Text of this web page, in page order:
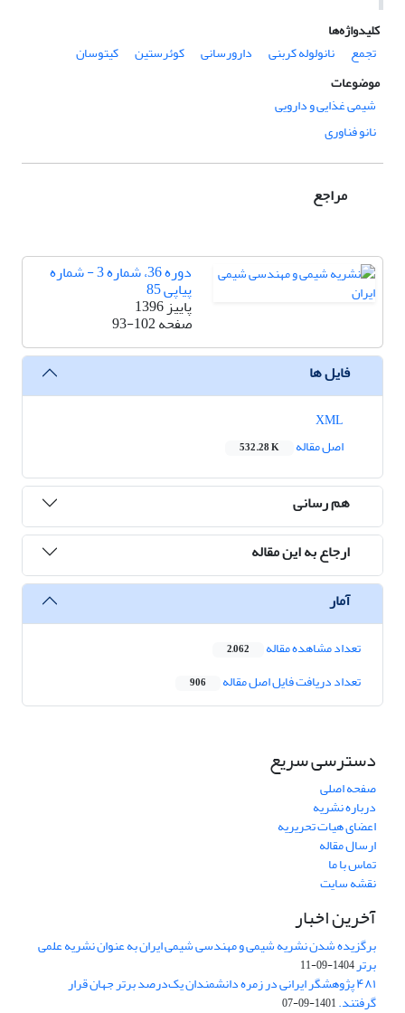
کلیدواژه‌ها
تجمع
نانولوله کربنی دارورسانی کوئرستین
کیتوسان
موضوعات
شیمی غذایی و دارویی
نانو فناوری
مراجع
دوره 36، شماره 3 - شماره
پیاپی 85
پاییز 1396
صفحه93-102
فایل ها
اصل مقاله
532.28 K
هم رسانی
ارجاع به این مقاله
آمار
تعداد مشاهده مقاله 2,062
تعداد دریافت فایل اصل مقاله 906
دسترسی سریع
صفحه اصلی
درباره نشریه
اعضای هیات تحریریه
ارسال مقاله
تماس با ما
نقشه سایت
آخرین اخبار
برگزیده شدن نشریه شیمی و مهندسی شیمی ایران به عنوان نشریه علمی
برتر1404-09-11
۴۸۱ پژوهشگر ایرانی در زمره دانشمندان یک‌درصد برتر جهان قرار
گرفتند.1401-09-07